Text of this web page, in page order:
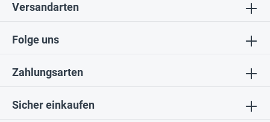
Folge uns
Sicher einkaufen
Zahlungsarten
Versandarten